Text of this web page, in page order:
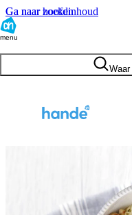
Ga naar hoofdinhoud
Ga naar zoeken
menu